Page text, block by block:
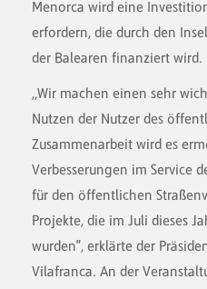
Menorca wird eine
erfordern, die durch den
der Balearen finanziert wird.
„Wir machen einen sehr
Nutzen der Nutzer des
Zusammenarbeit wird es
Verbesserungen im Service
für den öffentlichen
Projekte, die im Juli dieses
wurden", erklärte der
Vilafranca. An der